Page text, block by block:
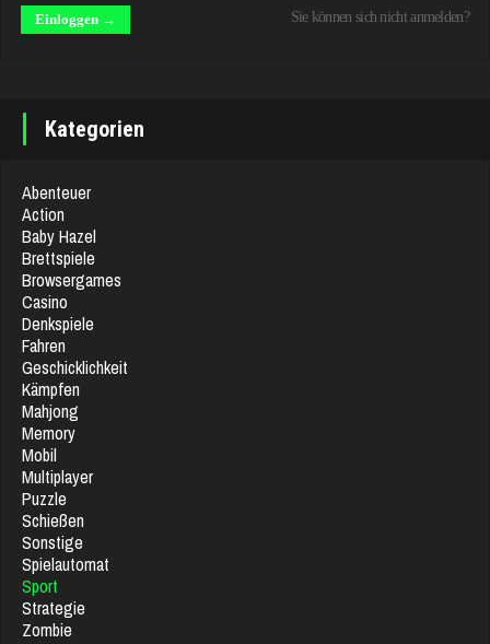
Sie können sich nicht anmelden?
Kategorien
Abenteuer
Action
Baby Hazel
Brettspiele
Browsergames
Casino
Denkspiele
Fahren
Geschicklichkeit
Kämpfen
Mahjong
Memory
Mobil
Multiplayer
Puzzle
Schießen
Sonstige
Spielautomat
Sport
Strategie
Zombie